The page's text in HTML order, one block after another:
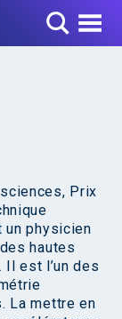
Toggle Menu
Prix
un physicien
hautes
est l’un des
La mettre en